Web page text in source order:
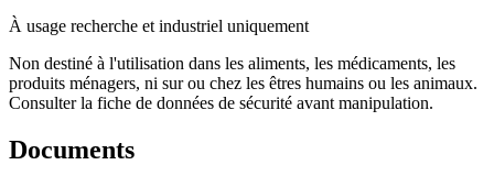
À usage recherche et industriel uniquement
Non destiné à l'utilisation dans les aliments, les médicaments, les
produits ménagers, ni sur ou chez les êtres humains ou les animaux.
Consulter la fiche de données de sécurité avant manipulation.
Documents